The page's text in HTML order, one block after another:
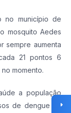
no município de
mosquito Aedes
sempre aumenta
21 pontos 6
momento.
a população
de dengue no